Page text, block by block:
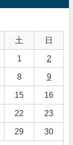
土 日
1 2
8 9
15 16
22 23
29 30